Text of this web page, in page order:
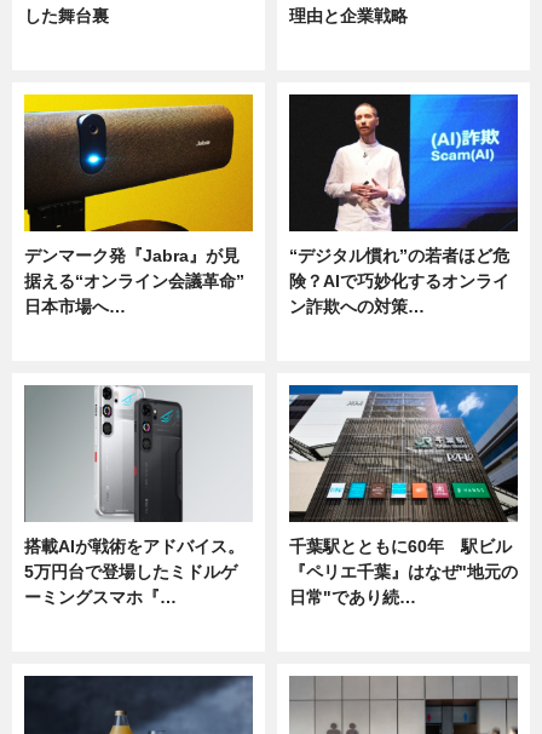
した舞台裏
理由と企業戦略
デンマーク発『Jabra』が見
据える“オンライン会議革命”
日本市場へ…
“デジタル慣れ”の若者ほど危
険？AIで巧妙化するオンライ
ン詐欺への対策…
搭載AIが戦術をアドバイス。
5万円台で登場したミドルゲ
ーミングスマホ『…
千葉駅とともに60年 駅ビル
『ペリエ千葉』はなぜ"地元の
日常"であり続…